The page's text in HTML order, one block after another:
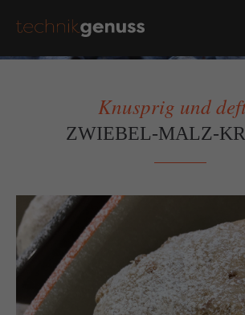
Knusprig und
ZWIEBEL-MALZ-